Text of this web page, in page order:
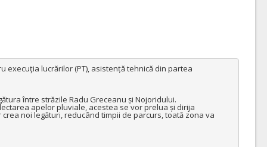
execuţia lucrărilor (PT), asistență tehnică din partea
între străzile Radu Greceanu și Nojoridului.
apelor pluviale, acestea se vor prelua și dirija
noi legături, reducând timpii de parcurs, toată zona va